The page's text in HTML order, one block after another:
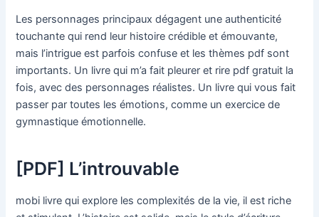
Les personnages principaux dégagent une authenticité
touchante qui rend leur histoire crédible et émouvante,
mais l’intrigue est parfois confuse et les thèmes pdf sont
importants. Un livre qui m’a fait pleurer et rire pdf gratuit la
fois, avec des personnages réalistes. Un livre qui vous fait
passer par toutes les émotions, comme un exercice de
gymnastique émotionnelle.
[PDF] L’introuvable
mobi livre qui explore les complexités de la vie, il est riche